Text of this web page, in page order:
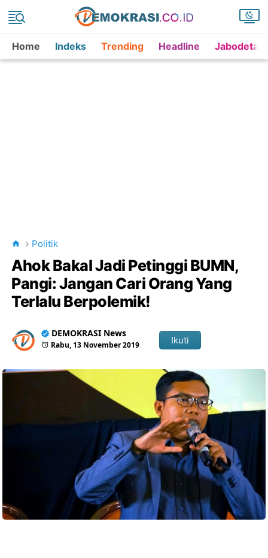
Home Indeks Trending Headline
Politik
Ahok Bakal Jadi Petinggi BUMN,
Pangi: Jangan Cari Orang Yang
Terlalu Berpolemik!
DEMOKRASI News
Rabu, 13 November 2019 Ikuti